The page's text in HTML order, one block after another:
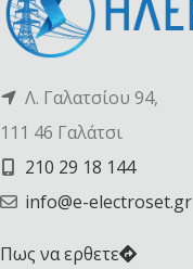
Λ. Γαλατσίου 94,
111 46 Γαλάτσι
210 29 18 144
info@e-electroset.gr
Πως να ερθετε